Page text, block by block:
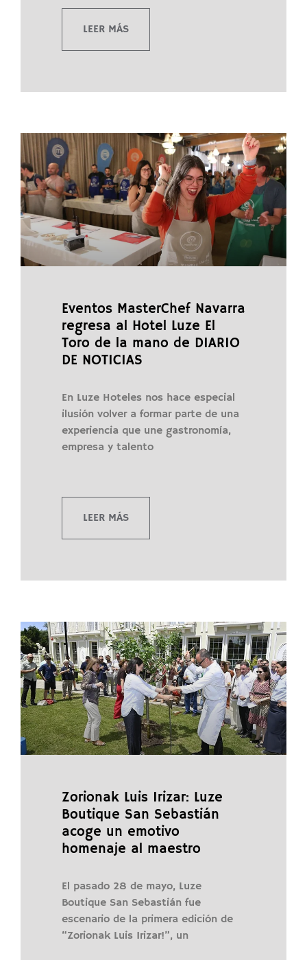
LEER MÁS
Eventos MasterChef Navarra
regresa al Hotel Luze El
Toro de la mano de DIARIO
DE NOTICIAS
En Luze Hoteles nos hace especial
ilusión volver a formar parte de una
experiencia que une gastronomía,
empresa y talento
LEER MÁS
Zorionak Luis Irizar: Luze
Boutique San Sebastián
acoge un emotivo
homenaje al maestro
El pasado 28 de mayo, Luze
Boutique San Sebastián fue
escenario de la primera edición de
“Zorionak Luis Irizar!”, un